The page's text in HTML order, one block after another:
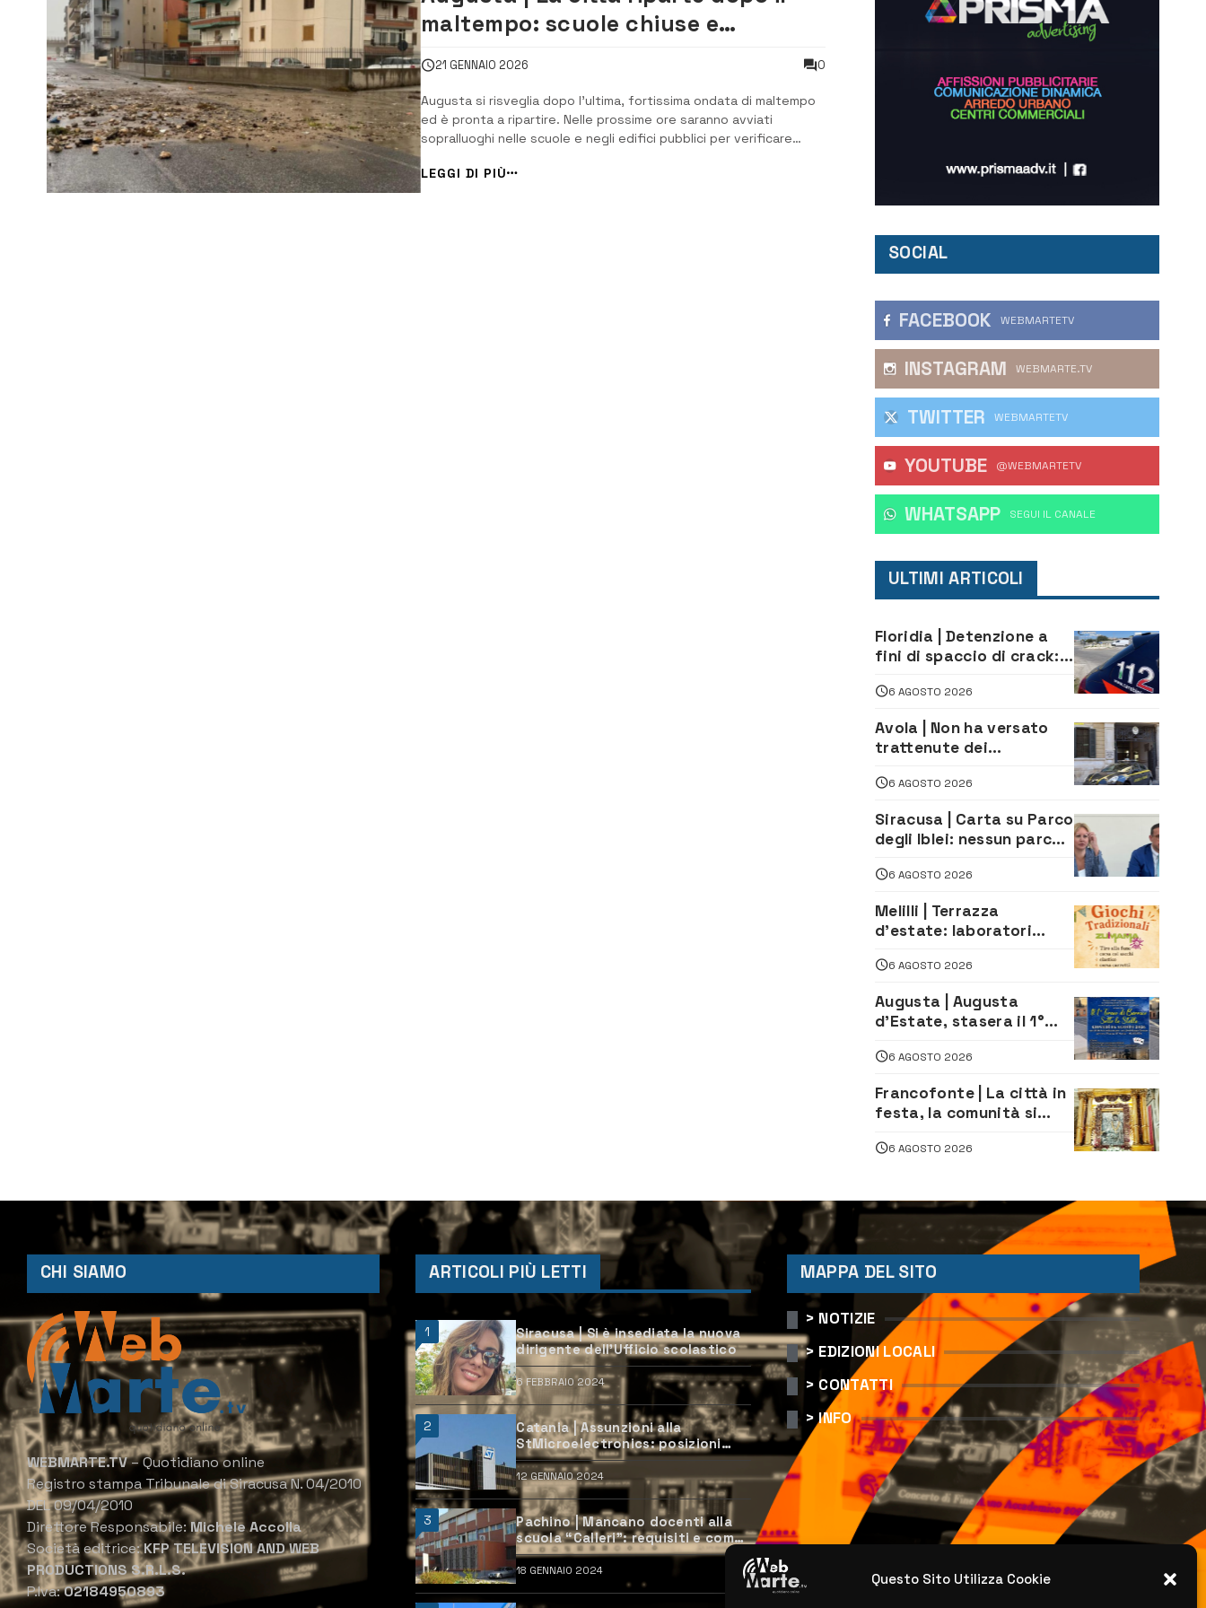
Questo Sito Utilizza Cookie
maltempo: scuole chiuse e
interventi di ripristino al via oggi
21 GENNAIO 2026 0
Augusta si risveglia dopo l’ultima, fortissima ondata di maltempo
ed è pronta a ripartire. Nelle prossime ore saranno avviati
sopralluoghi nelle scuole e negli edifici pubblici per verificare
eventuali danni, mentre oggi verrà regolarmente effettuata la
raccolta dei rifiuti. Resta però complessa la situazione della
viabilità: il lungomare Ross...
LEGGI DI PIÙ
SOCIAL
FACEBOOK WEBMARTETV
INSTAGRAM WEBMARTE.TV
TWITTER WEBMARTETV
YOUTUBE @WEBMARTETV
WHATSAPP ‎SEGUI IL CANALE
ULTIMI ARTICOLI
Floridia | Detenzione a
fini di spaccio di crack:
6 AGOSTO 2026
Avola | Non ha versato
trattenute dei
oltre 700 mila euro a
imprenditore della
climatizzazione
6 AGOSTO 2026
Siracusa | Carta su Parco
degli Iblei: nessun parco
comunità e il territorio
6 AGOSTO 2026
Melilli | Terrazza
d’estate: laboratori
styling e giochi
tradizionali di Zuimama,
ecco come iscriversi
6 AGOSTO 2026
Augusta | Augusta
d’Estate, stasera il 1°
le Stelle: piazza
D’Astorga già sold out
6 AGOSTO 2026
Francofonte | La città in
festa, la comunità si
della Neve tra fede e
6 AGOSTO 2026
CHI SIAMO
WEBMARTE.TV– Quotidiano online
Registro stampa Tribunale di Siracusa N. 04/2010
DEL 09/04/2010
Direttore Responsabile:Michele Accolla
Società editrice:KFP TELEVISION AND WEB
PRODUCTIONS S.R.L.S.
P.Iva:02184950893
ARTICOLI PIÙ LETTI
1
Siracusa | Si è insediata la nuova
dirigente dell’Ufficio scolastico
6 FEBBRAIO 2024
2
Catania | Assunzioni alla
StMicroelectronics: posizioni
aperte e come candidarsi
12 GENNAIO 2024
3
Pachino | Mancano docenti alla
scuola “Calleri”: requisiti e come
candidarsi
18 GENNAIO 2024
MAPPA DEL SITO
> NOTIZIE
> EDIZIONI LOCALI
> CONTATTI
> INFO